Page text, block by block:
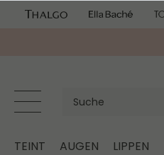
TEINT AUGEN LIPPEN